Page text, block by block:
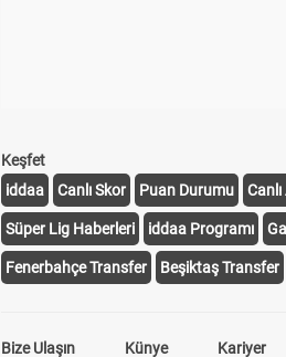
Keşfet
iddaa
Canlı Skor Puan Durumu
Süper Lig Haberleri iddaa Programı
Fenerbahçe Transfer Beşiktaş Transfer
Bize Ulaşın Künye Kariyer